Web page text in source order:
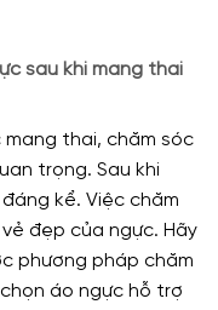
sau khi mang thai
mang thai, chăm sóc
trọng. Sau khi
kể. Việc chăm
đẹp của ngực. Hãy
phương pháp chăm
áo ngực hỗ trợ